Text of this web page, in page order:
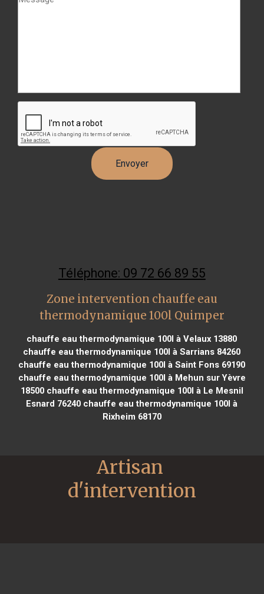
Téléphone: 09 72 66 89 55
Zone intervention chauffe eau
thermodynamique 100l Quimper
chauffe eau thermodynamique 100l à Velaux 13880
chauffe eau thermodynamique 100l à Sarrians 84260
chauffe eau thermodynamique 100l à Saint Fons 69190
chauffe eau thermodynamique 100l à Mehun sur Yèvre
18500chauffe eau thermodynamique 100l à Le Mesnil
Esnard 76240 chauffe eau thermodynamique 100l à
Rixheim 68170
Artisan
d'intervention